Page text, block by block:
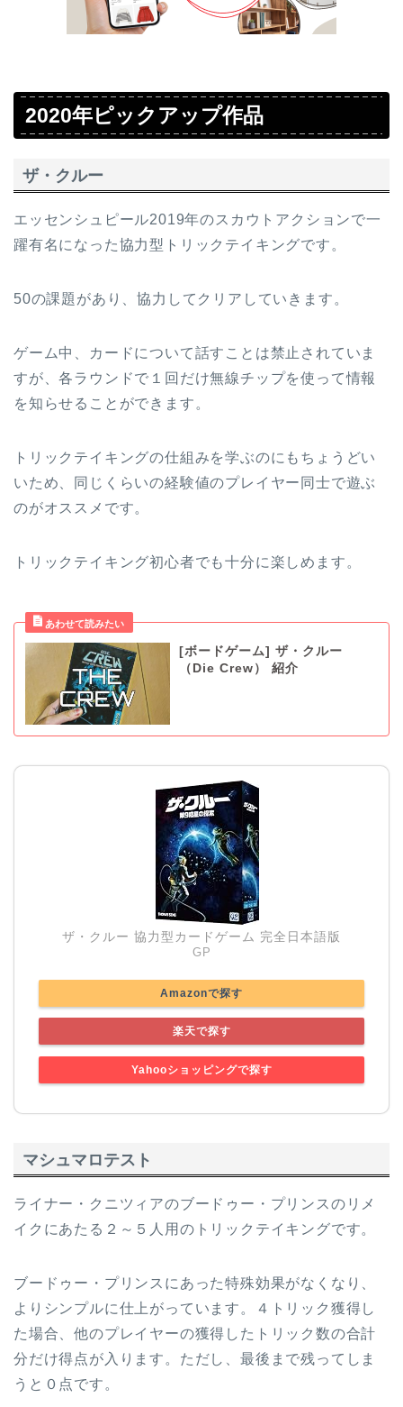
2020年ピックアップ作品
ザ・クルー
エッセンシュピール2019年のスカウトアクションで一
躍有名になった協力型トリックテイキングです。
50の課題があり、協力してクリアしていきます。
ゲーム中、カードについて話すことは禁止されていま
すが、各ラウンドで１回だけ無線チップを使って情報
を知らせることができます。
トリックテイキングの仕組みを学ぶのにもちょうどい
いため、同じくらいの経験値のプレイヤー同士で遊ぶ
のがオススメです。
トリックテイキング初心者でも十分に楽しめます。
[ボードゲーム] ザ・クルー
（Die Crew） 紹介
ザ・クルー 協力型カードゲーム 完全日本語版
GP
Amazonで探す
楽天で探す
Yahooショッピングで探す
マシュマロテスト
ライナー・クニツィアのブードゥー・プリンスのリメ
イクにあたる２～５人用のトリックテイキングです。
ブードゥー・プリンスにあった特殊効果がなくなり、
よりシンプルに仕上がっています。４トリック獲得し
た場合、他のプレイヤーの獲得したトリック数の合計
分だけ得点が入ります。ただし、最後まで残ってしま
うと０点です。